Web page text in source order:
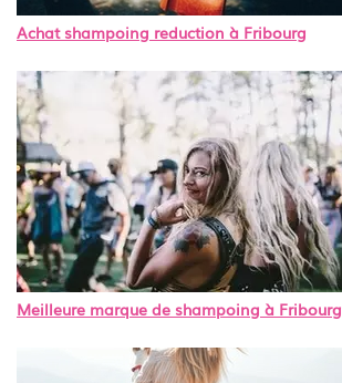
Achat shampoing reduction à Fribourg
Meilleure marque de shampoing à Fribourg